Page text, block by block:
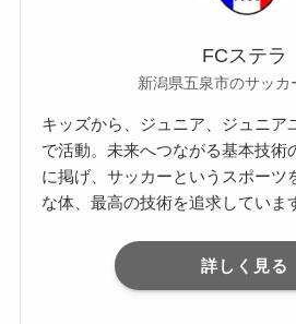
FCステラ
新潟県五泉市のサッカ
キッズから、ジュニア、ジュニア
で活動。未来へつながる基本技術
に掲げ、サッカーというスポーツ
な体、最高の技術を追求していま
詳しく見る